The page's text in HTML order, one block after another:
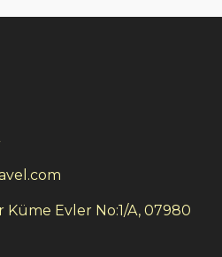
Küme Evler No:1/A, 07980